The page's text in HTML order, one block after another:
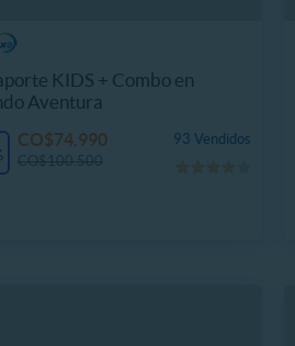
KIDS + Combo en
Aventura
93 Vendidos
CO$74.990